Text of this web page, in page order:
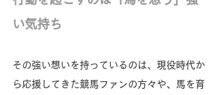
い気持ち
その強い想いを持っているのは、現役時代か
ら応援してきた競馬ファンの方々や、馬を育